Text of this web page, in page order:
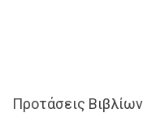
Προτάσεις Βιβλίων